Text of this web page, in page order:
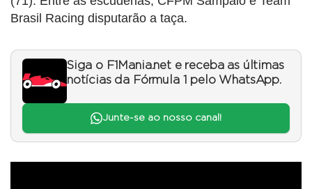
Brasil Racing disputarão a taça.
Siga o F1Mania.net e receba as últimas
notícias da Fórmula 1 pelo WhatsApp.
Junte-se ao nosso canal!